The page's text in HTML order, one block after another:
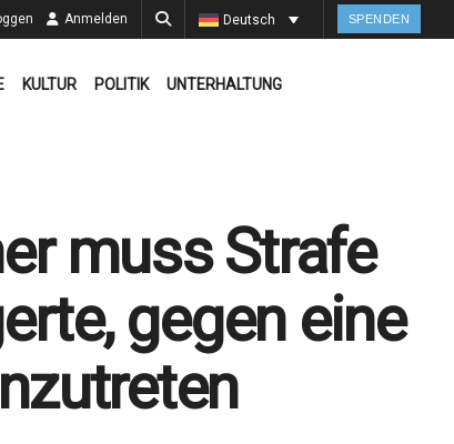
Anmelden Deutsch SPENDEN
KULTUR POLITIK UNTERHALTUNG
muss Strafe
gegen eine